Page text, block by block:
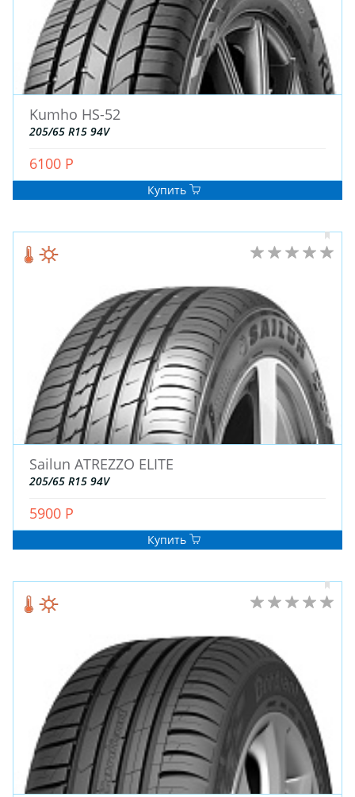
ДЛЯ ЛЕГКОВЫХ АВТО
ШИНЫ
ДИСКИ
Kumho HS-52
205/65 R15 94V
6100 Р
Купить
Sailun ATREZZO ELITE
205/65 R15 94V
5900 Р
Купить